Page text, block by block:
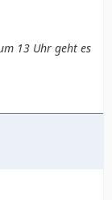
13 Uhr geht es